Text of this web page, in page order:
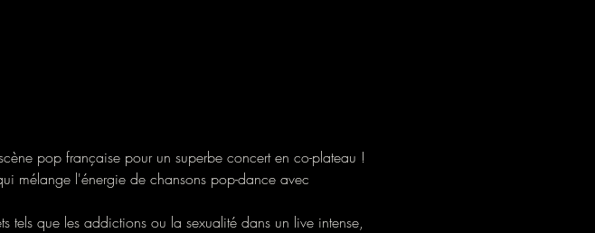
pop française pour un superbe concert en co-plateau !
mélange l'énergie de chansons pop-dance avec
que les addictions ou la sexualité dans un live intense,